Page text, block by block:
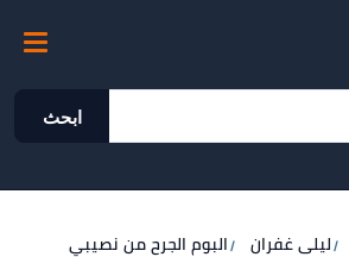
ابحث
ليلى غفران البوم الجرح من نصيبي